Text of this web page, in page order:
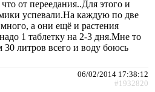
от переедания..Для этого и
успевали.На каждую по две
а они ещё и растения
1 таблетку на 2-3 дня.Мне то
30 литров всего и воду боюсь
06/02/2014 17:38:12
#1932820